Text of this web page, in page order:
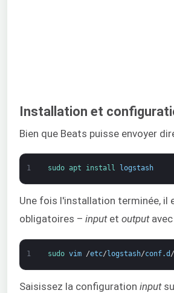
Installation et
Bien que Beats puisse envoyer
1 sudo apt install logstash
Une fois l'installation terminée, il
obligatoires – inputet output
1 sudo vim /etc/logstash/conf.d /
Saisissez la configuration input